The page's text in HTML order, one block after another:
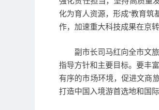
化为育人资源，形成“教育
作，加速重大科技成果在京转
副市长司马红向全市文
指导方针和主要目标。要丰
有序的市场环境，促进文商
打造中国入境游首选地和国